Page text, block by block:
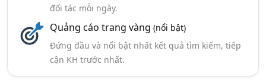
đối tác mỗi ngày.
Quảng cáo trang vàng (nổi bật)
Đứng đầu và nổi bật nhất kết quả tìm kiếm, tiếp
cận KH trước nhất.